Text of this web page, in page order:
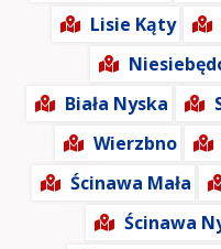
Lisie Kąty
Biała Nyska
Wierzbno
Ścinawa Mała
Ścinawa